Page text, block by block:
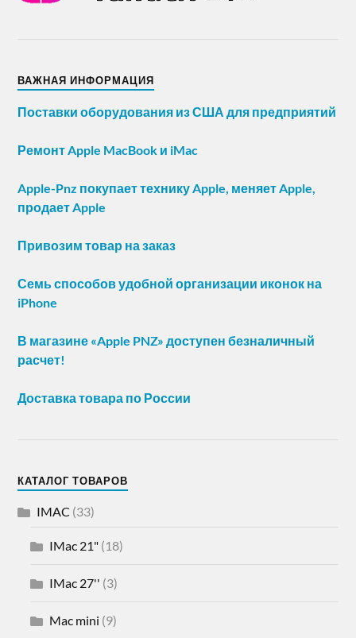
ВАЖНАЯ ИНФОРМАЦИЯ
Поставки оборудования из США для предприятий
Ремонт Apple MacBook и iMac
Apple-Pnz покупает технику Apple, меняет Apple,
продает Apple
Привозим товар на заказ
Семь способов удобной организации иконок на
iPhone
В магазине «Apple PNZ» доступен безналичный
расчет!
Доставка товара по России
КАТАЛОГ ТОВАРОВ
IMAC (33)
IMac 21" (18)
IMac 27'' (3)
Mac mini (9)